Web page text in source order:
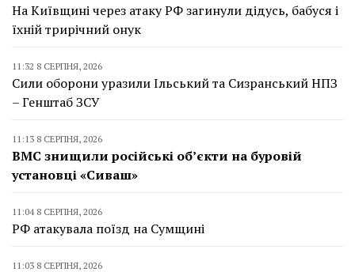
На Київщині через атаку РФ загинули дідусь, бабуся і
їхній трирічний онук
11:32 8 СЕРПНЯ, 2026
Сили оборони уразили Ільський та Сизранський НПЗ
– Генштаб ЗСУ
11:13 8 СЕРПНЯ, 2026
ВМС знищили російські об’єкти на буровій
установці «Сиваш»
11:04 8 СЕРПНЯ, 2026
РФ атакувала поїзд на Сумщині
11:03 8 СЕРПНЯ, 2026